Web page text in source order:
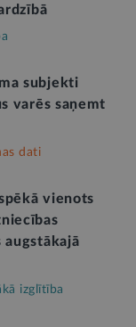
subjekti
varēs saņemt
dati
vienots
augstākajā
izglītība